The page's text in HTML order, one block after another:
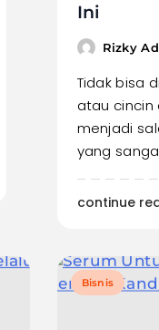
Ini
Rizky
Tidak bisa
atau cincin
menjadi
yang
continue
Bisnis